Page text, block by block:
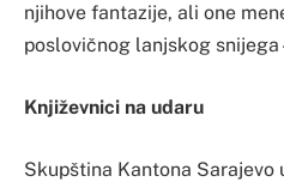
njihove fantazije, ali one
poslovičnog lanjskog snijega
Književnici na udaru
Skupština Kantona Sarajevo